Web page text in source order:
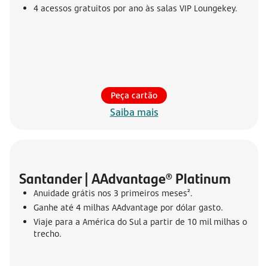
4 acessos gratuitos por ano às salas VIP Loungekey.
Peça cartão
Saiba mais
Santander | AAdvantage® Platinum
Anuidade grátis nos 3 primeiros meses².
Ganhe até 4 milhas AAdvantage por dólar gasto.
Viaje para a América do Sul a partir de 10 mil milhas o
trecho.